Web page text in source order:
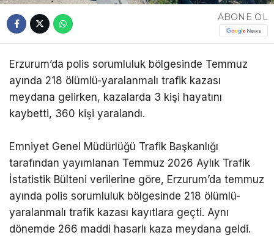
ABONE OL
Erzurum’da polis sorumluluk bölgesinde Temmuz
ayında 218 ölümlü-yaralanmalı trafik kazası
meydana gelirken, kazalarda 3 kişi hayatını
kaybetti, 360 kişi yaralandı.
Emniyet Genel Müdürlüğü Trafik Başkanlığı
tarafından yayımlanan Temmuz 2026 Aylık Trafik
İstatistik Bülteni verilerine göre, Erzurum’da temmuz
ayında polis sorumluluk bölgesinde 218 ölümlü-
yaralanmalı trafik kazası kayıtlara geçti. Aynı
dönemde 266 maddi hasarlı kaza meydana geldi.